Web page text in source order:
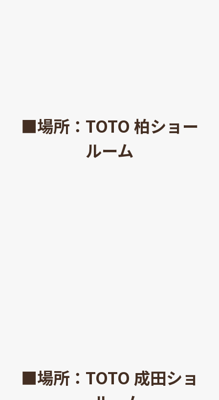
■場所：TOTO 柏ショー
ルーム
■場所：TOTO 成田ショ